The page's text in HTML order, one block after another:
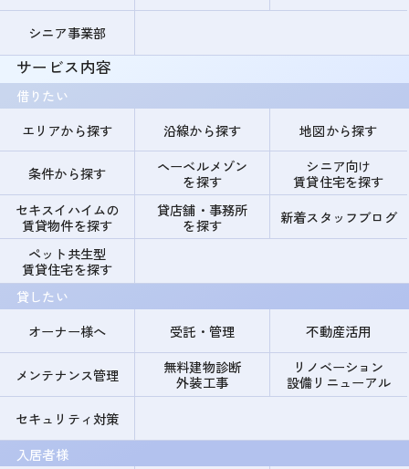
シニア事業部
サービス内容
借りたい
エリアから探す
沿線から探す 地図から探す
条件から探す
ヘーベルメゾン
を探す
シニア向け
賃貸住宅を探す
セキスイハイムの
賃貸物件を探す
貸店舗・事務所
を探す
新着スタッフブログ
ペット共生型
賃貸住宅を探す
貸したい
オーナー様へ
受託・管理 不動産活用
メンテナンス管理
無料建物診断
外装工事
リノベーション
設備リニューアル
セキュリティ対策
入居者様